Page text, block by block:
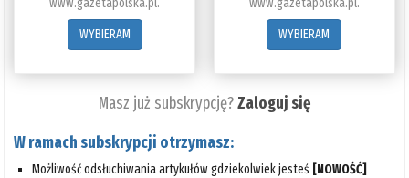
WYBIERAM
WYBIERAM
Masz już subskrypcję?Zaloguj się
W ramach subskrypcji otrzymasz:
Możliwość odsłuchiwania artykułów gdziekolwiek jesteś [NOWOŚĆ]